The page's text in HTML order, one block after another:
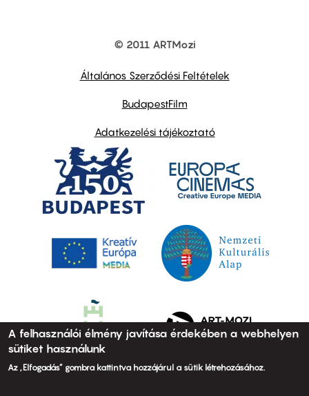
© 2011 ARTMozi
Általános Szerződési Feltételek
BudapestFilm
Adatkezelési tájékoztató
A felhasználói élmény javítása érdekében a webhelyen
sütiket használunk
Az „Elfogadás” gombra kattintva hozzájárul a sütik létrehozásához.